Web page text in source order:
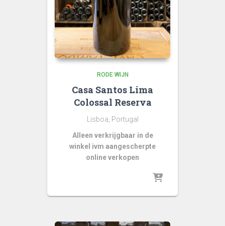
RODE WIJN
Casa Santos Lima
Colossal Reserva
Lisboa, Portugal
Alleen verkrijgbaar in de
winkel ivm aangescherpte
online verkopen